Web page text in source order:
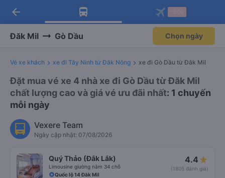
Tải app Vexere ngay!
Nhận ưu đãi thành viên độc
Mở app
Tải app Vexere
-30k/ghế khi đặt vé máy bay qua
Mở app
arrow_back
Đăk Mil Gò Dầu Chọn ngày
Vé xe khách xe đi Tây Ninh từ Đăk Nông xe đi Gò Dầu từ Đăk Mil
Đặt mua vé xe 4 nhà xe đi Gò Dầu từ Đăk Mil
chất lượng cao và giá vé ưu đãi nhất: 1 chuyến
mỗi ngày
Vexere Team
Ngày cập nhật: 07/08/2026
Quý Thảo (Đắk Lắk)
Limousine giường nằm 34 chỗ
4.4
(1805 đánh giá)
Quốc lộ 14 Đăk Mil